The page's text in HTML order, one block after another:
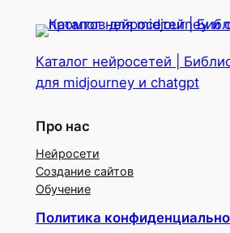
Каталог нейросетей |
для midjourney и chatgpt
Про нас
Нейросети
Создание сайтов
Обучение
Политика